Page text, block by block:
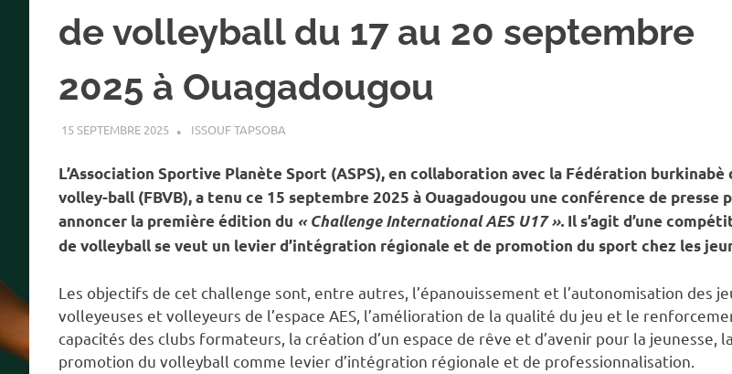
de volleyball du 17 au 20 septembre
2025 à Ouagadougou
15 SEPTEMBRE 2025 ISSOUF TAPSOBA
L’Association Sportive Planète Sport (ASPS), en collaboration avec la Fédération burkinabè
volley-ball (FBVB), a tenu ce 15 septembre 2025 à Ouagadougou une conférence de presse
annoncer la première édition du « Challenge International AES U17 ». Il s’agit d’une
de volleyball se veut un levier d’intégration régionale et de promotion du sport chez les
Les objectifs de cet challenge sont, entre autres, l’épanouissement et l’autonomisation des
volleyeuses et volleyeurs de l’espace AES, l’amélioration de la qualité du jeu et le
capacités des clubs formateurs, la création d’un espace de rêve et d’avenir pour la jeunesse, la
promotion du volleyball comme levier d’intégration régionale et de professionnalisation.